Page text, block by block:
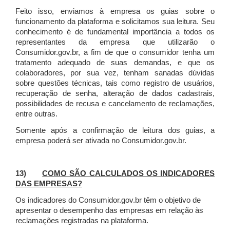
Feito isso, enviamos à empresa os guias sobre o
funcionamento da plataforma e solicitamos sua leitura. Seu
conhecimento é de fundamental importância a todos os
representantes da empresa que utilizarão o
Consumidor.gov.br, a fim de que o consumidor tenha um
tratamento adequado de suas demandas, e que os
colaboradores, por sua vez, tenham sanadas dúvidas
sobre questões técnicas, tais como registro de usuários,
recuperação de senha, alteração de dados cadastrais,
possibilidades de recusa e cancelamento de reclamações,
entre outras.
Somente após a confirmação de leitura dos guias, a
empresa poderá ser ativada no Consumidor.gov.br.
13)COMO SÃO CALCULADOS OS INDICADORES
DAS EMPRESAS?
Os indicadores do Consumidor.gov.br têm o objetivo de
apresentar o desempenho das empresas em relação às
reclamações registradas na plataforma.